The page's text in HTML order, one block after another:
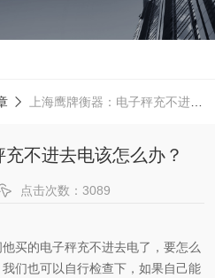
上海鹰牌衡器：电子秤充不进去电该怎么办？
充不进去电该怎么办？
点击次数：3089
买的电子秤充不进去电了，要怎么
们也可以自行检查下，如果自己能